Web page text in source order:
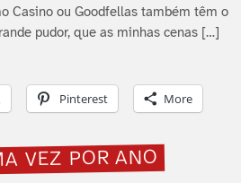
Casino ou Goodfellas também têm o
pudor, que as minhas cenas […]
Pinterest More
VEZ POR ANO